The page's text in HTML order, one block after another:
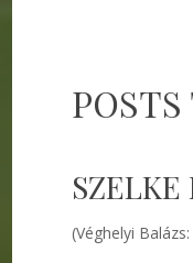
SZELKE
(Véghelyi